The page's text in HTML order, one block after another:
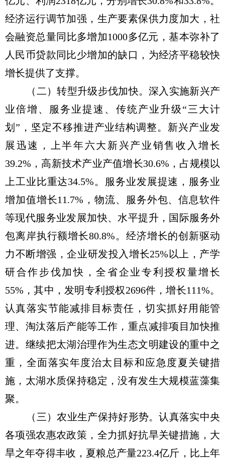
经济运行调节加强，生产要素保供力度加大，社
会融资总量同比多增加1000多亿元，基本弥补了
人民币贷款同比少增加的缺口，为经济平稳较快
增长提供了支撑。
（二）转型升级步伐加快。深入实施新兴产
业倍增、服务业提速、传统产业升级“三大计
划”，坚定不移推进产业结构调整。新兴产业发
展迅速，上半年六大新兴产业销售收入增长
39.2%，高新技术产业产值增长30.6%，占规模以
上工业比重达34.5%。服务业发展提速，服务业
增加值增长11.7%，物流、服务外包、信息软件
等现代服务业发展加快、水平提升，国际服务外
包离岸执行额增长80.8%。经济增长的创新驱动
力不断增强，企业研发投入增长25%以上，产学
研合作步伐加快，全省企业专利授权量增长
55%，其中，发明专利授权2696件，增长111%。
认真落实节能减排目标责任，切实抓好用能管
理、淘汰落后产能等工作，重点减排项目加快推
进。继续把太湖治理作为生态文明建设的重中之
重，全面落实年度治太目标和应急度夏关键措
施，太湖水质保持稳定，没有发生大规模蓝藻集
聚。
（三）农业生产保持好形势。认真落实中央
各项强农惠农政策，全力抓好抗旱关键措施，大
旱之年夺得丰收，夏粮总产量223.4亿斤，比上年